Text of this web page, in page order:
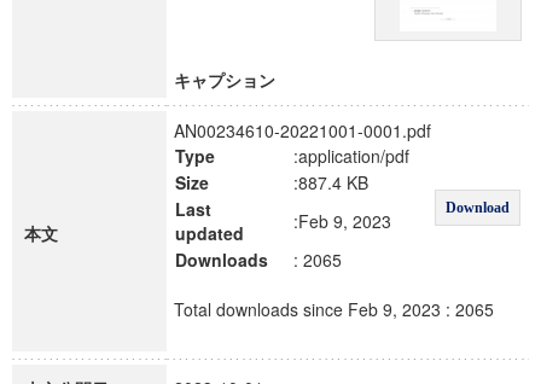
キャプション
本文
AN00234610-20221001-0001.pdf
Type
:application/pdf
Download
Size
:887.4 KB
Last
updated
:Feb 9, 2023
Downloads
: 2065
Total downloads since Feb 9, 2023 : 2065